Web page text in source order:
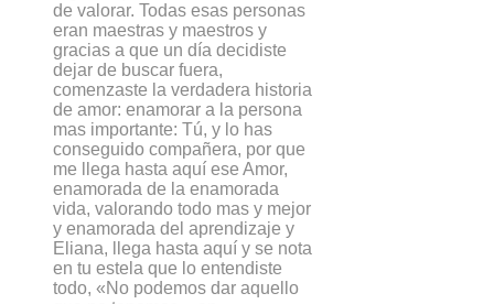
de valorar. Todas esas personas
eran maestras y maestros y
gracias a que un día decidiste
dejar de buscar fuera,
comenzaste la verdadera historia
de amor: enamorar a la persona
mas importante: Tú, y lo has
conseguido compañera, por que
me llega hasta aquí ese Amor,
enamorada de la enamorada
vida, valorando todo mas y mejor
y enamorada del aprendizaje y
Eliana, llega hasta aquí y se nota
en tu estela que lo entendiste
todo, «No podemos dar aquello